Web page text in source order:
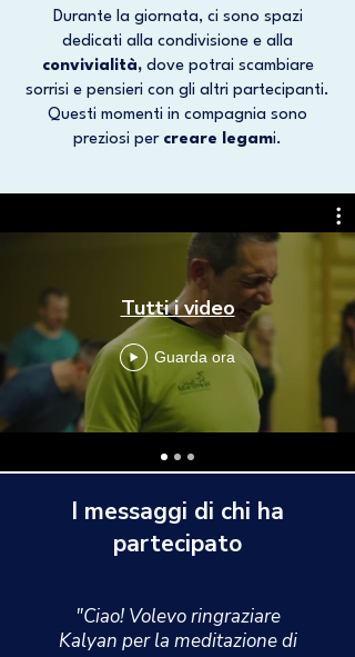
Durante la giornata, ci sono spazi
dedicati alla condivisione e alla
convivialità,dove potrai scambiare
sorrisi e pensieri con gli altri partecipanti.
Questi momenti in compagnia sono
preziosi per creare legami.
Tutti i video
Guarda ora
I messaggi di chi ha
partecipato
"Ciao! Volevo ringraziare
Kalyan per la meditazione di